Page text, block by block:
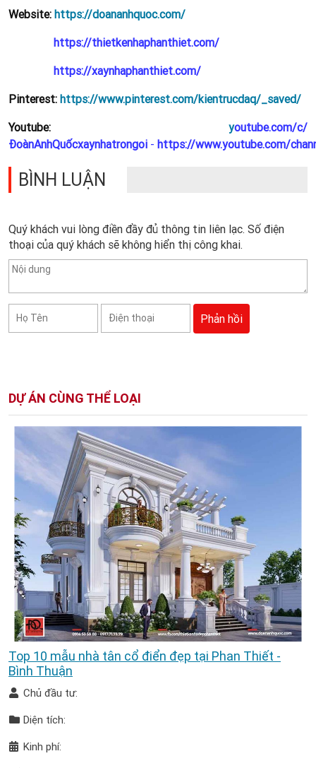
Website: https://doananhquoc.com/
https://thietkenhaphanthiet.com/
https://xaynhaphanthiet.com/
Pinterest: https://www.pinterest.com/kientrucdaq/_saved/
Youtube: youtube.com/c/
ĐoànAnhQuốcxaynhatrongoi - https://www.youtube.com/
BÌNH LUẬN
Quý khách vui lòng điền đầy đủ thông tin liên lạc. Số điện
thoại của quý khách sẽ không hiển thị công khai.
DỰ ÁN CÙNG THỂ LOẠI
Top 10 mẫu nhà tân cổ điển đẹp tại Phan Thiết -
Bình Thuận
Chủ đầu tư:
Diện tích:
Kinh phí: